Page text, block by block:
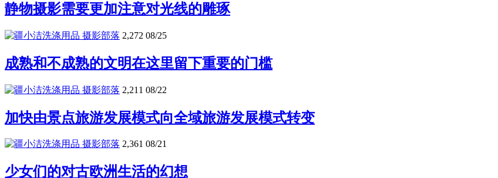
静物摄影需要更加注意对光线的雕琢
摄影部落 2,272 08/25
成熟和不成熟的文明在这里留下重要的门槛
摄影部落 2,211 08/22
加快由景点旅游发展模式向全域旅游发展模式转变
摄影部落 2,361 08/21
少女们的对古欧洲生活的幻想